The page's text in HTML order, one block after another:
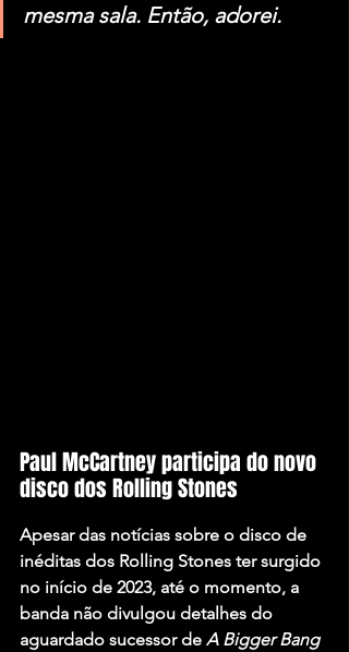
mesma sala. Então, adorei.
Paul McCartney participa do novo
disco dos Rolling Stones
Apesar das notícias sobre o disco de
inéditas dos Rolling Stones ter surgido
no início de 2023, até o momento, a
banda não divulgou detalhes do
aguardado sucessor de A Bigger Bang